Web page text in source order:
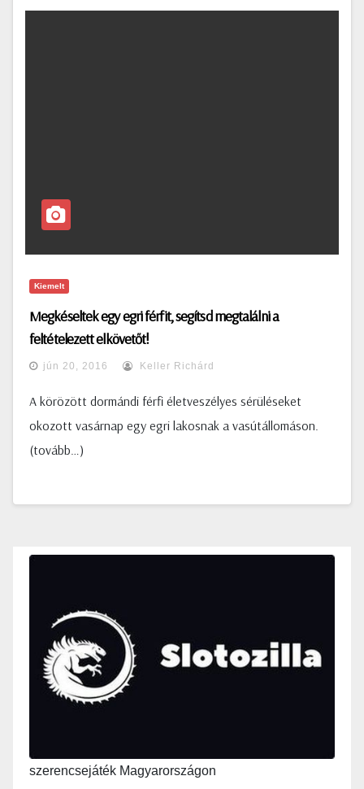
Kiemelt
Megkéseltek egy egri férfit, segítsd megtalálni a
feltételezett elkövetőt!
jún 20, 2016 Keller Richárd
A körözött dormándi férfi életveszélyes sérüléseket
okozott vasárnap egy egri lakosnak a vasútállomáson.
(tovább…)
szerencsejáték Magyarországon